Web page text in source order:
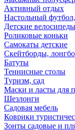
Активный отдых
Настольный
Детские велосипеды
Роликовые коньки
Самокаты детские
Скейтборды,
Батуты
Теннисные столы
Туризм, сад
Маски и ласты для
Шезлонги
Садовая мебель
Коврики
Зонты садовые и